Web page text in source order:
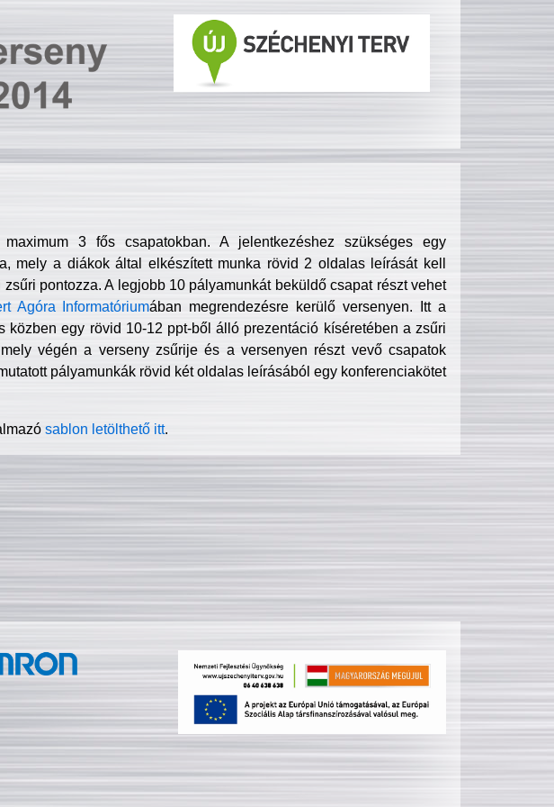
3 fős csapatokban. A jelentkezéshez szükséges egy
mely a diákok által elkészített munka rövid 2 oldalas leírását kell
pontozza. A legjobb 10 pályamunkát beküldő csapat részt vehet
Agóra Informatóriumában megrendezésre kerülő versenyen. Itt a
közben egy rövid 10-12 ppt-ből álló prezentáció kíséretében a zsűri
végén a verseny zsűrije és a versenyen részt vevő csapatok
pályamunkák rövid két oldalas leírásából egy konferenciakötet
sablon letölthető itt.